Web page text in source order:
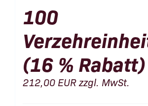
100
(16 % Rabatt)
212,00 EURzzgl. MwSt.